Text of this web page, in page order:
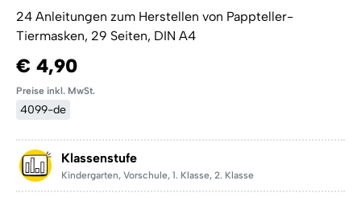
24 Anleitungen zum Herstellen von Pappteller-
Tiermasken, 29 Seiten, DIN A4
€ 4,90
Preise inkl. MwSt.
4099-de
Klassenstufe
Kindergarten, Vorschule, 1. Klasse, 2. Klasse